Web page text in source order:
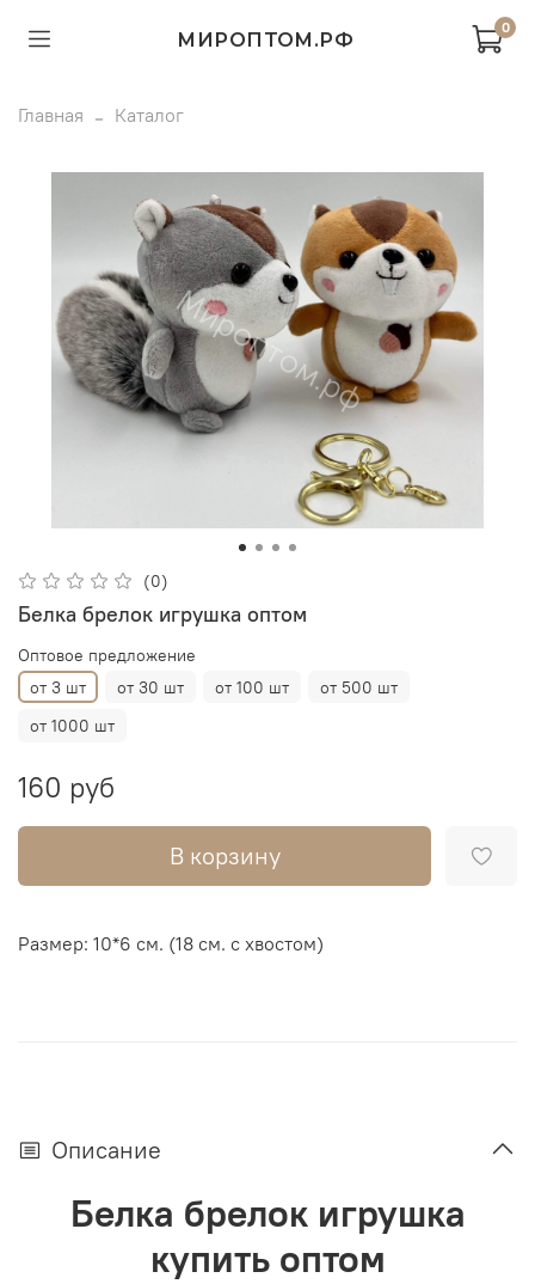
МИРОПТОМ.РФ
0
Главная Каталог
(0)
Белка брелок игрушка оптом
Оптовое предложение
от 3 шт
от 30 шт от 100 шт
от 500 шт
от 1000 шт
160 руб
В корзину
Размер: 10*6 см. (18 см. с хвостом)
Описание
Белка брелок игрушка
купить оптом